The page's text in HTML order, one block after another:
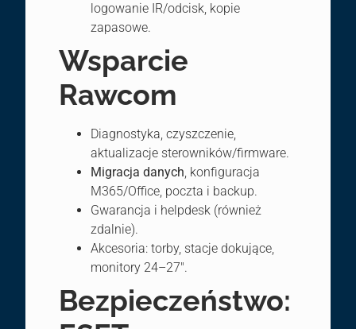
logowanie IR/odcisk, kopie
zapasowe.
Wsparcie
Rawcom
Diagnostyka, czyszczenie,
aktualizacje sterowników/firmware.
Migracja danych, konfiguracja
M365/Office, poczta i backup.
Gwarancja i helpdesk (również
zdalnie).
Akcesoria: torby, stacje dokujące,
monitory 24–27″.
Bezpieczeństwo: